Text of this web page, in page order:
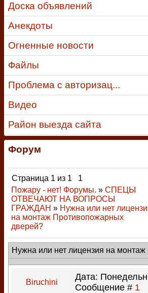
Доска объявлений
Анекдоты
Огненные новости
Файлы
Проблема с авторизац...
Видео
Район выезда сайта
Форум
Страница 1 из 1
1
Пожару - нет! Форумы. » СПЕЦЫ
ОТВЕЧАЮТ НА ВОПРОСЫ
ГРАЖДАН » Нужна или нет
на монтаж Противопожарных
дверей?
Нужна или нет лицензия на
Biruchini
Дата:
Сообщение # 1